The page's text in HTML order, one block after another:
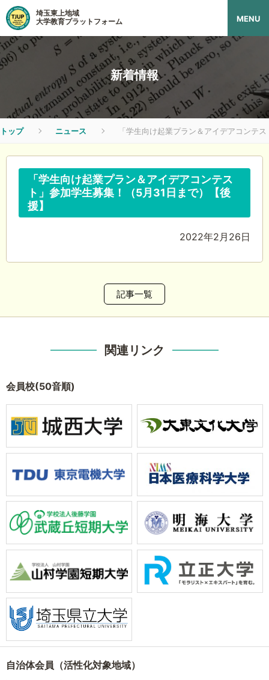
埼玉東上地域
大学教育プラットフォーム
MENU
新着情報
トップ ニュース 「学生向け起業プラン＆アイデアコンテ
「学生向け起業プラン＆アイデアコンテス
ト」参加学生募集！（5月31日まで）【後
援】
2022年2月26日
記事一覧
関連リンク
会員校(50音順)
自治体会員（活性化対象地域）